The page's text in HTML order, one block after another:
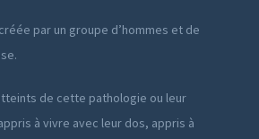
par un groupe d’hommes et de
de cette pathologie ou leur
à vivre avec leur dos, appris à